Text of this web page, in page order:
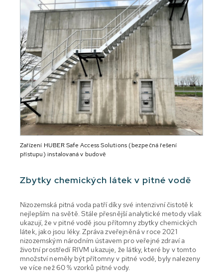
Zařízení HUBER Safe Access Solutions (bezpečná řešení
přístupu) instalovaná v budově
Zbytky chemických látek v pitné vodě
Nizozemská pitná voda patří díky své intenzivní čistotě k
nejlepším na světě. Stále přesnější analytické metody však
ukazují, že v pitné vodě jsou přítomny zbytky chemických
látek, jako jsou léky. Zpráva zveřejněná v roce 2021
nizozemským národním ústavem pro veřejné zdraví a
životní prostředí RIVM ukazuje, že látky, které by v tomto
množství neměly být přítomny v pitné vodě, byly nalezeny
ve více než 60 % vzorků pitné vody.